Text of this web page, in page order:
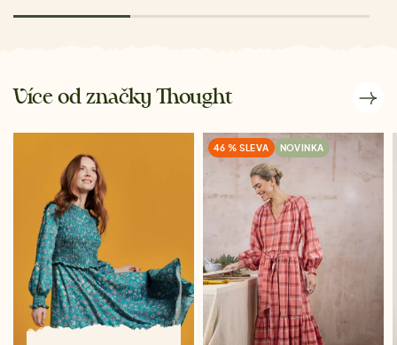
Více od značky Thought
46 % SLEVA NOVINKA